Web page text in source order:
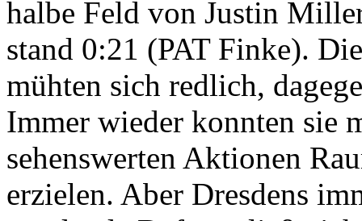
halbe Feld von Justin
stand 0:21 (PAT Finke).
mühten sich redlich,
Immer wieder konnten sie
sehenswerten Aktionen
erzielen. Aber Dresdens